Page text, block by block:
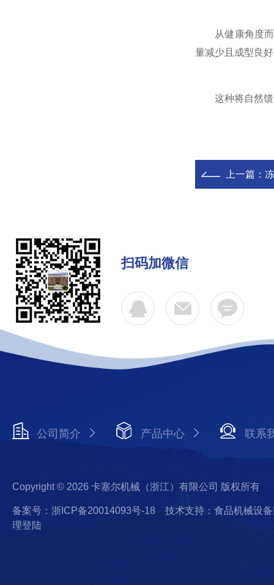
从健康角度而
量减少且成型良
这种将自然馈赠
上一篇：
扫码加微信
公司简介 产品中心 联系
Copyright © 2026 卡塞尔机械（浙江）有限公司 版权所有
备案号：浙ICP备20014093号-18
技术支持：食品机械设
理登陆